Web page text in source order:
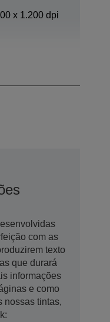
x 1.200 dpi
com as
texto
que durará
informações
e como
nossas tintas,